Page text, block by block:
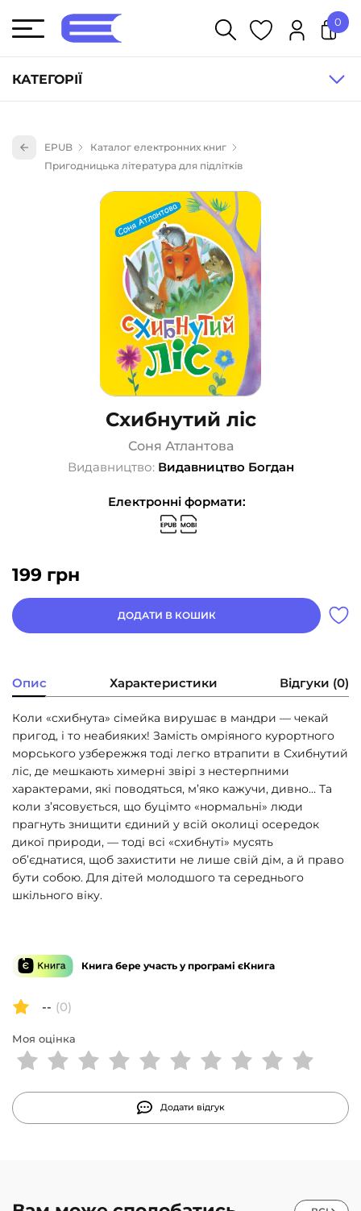
КАТЕГОРІЇ
Книги для дітей (836)
Науково-популярна література (1015)
Навчальна література та посібники (527)
Енциклопедії, довідники, словники (55)
Подарункові сертифікати (1)
0
EPUB
Каталог електронних книг
Пригодницька література для підлітків
Схибнутий ліс
Соня Атлантова
Видавництво: Видавництво Богдан
Електронні формати:
199 грн
ДОДАТИ В КОШИК
Опис Характеристики Відгуки (0)
Коли «схибнута» сімейка вирушає в мандри — чекай
пригод, і то неабияких! Замість омріяного курортного
морського узбережжя тоді легко втрапити в Схибнутий
ліс, де мешкають химерні звірі з нестерпними
характерами, які поводяться, м’яко кажучи, дивно… Та
коли з’ясовується, що буцімто «нормальні» люди
прагнуть знищити єдиний у всій околиці осередок
дикої природи, — тоді всі «схибнуті» мусять
об’єднатися, щоб захистити не лише свій дім, а й право
бути собою. Для дітей молодшого та середнього
шкільного віку.
Книга бере участь у програмі єКнига
-- (0)
Моя оцінка
Додати відгук